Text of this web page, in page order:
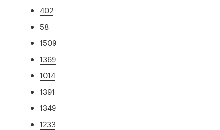
402
58
1509
1369
1014
1391
1349
1233